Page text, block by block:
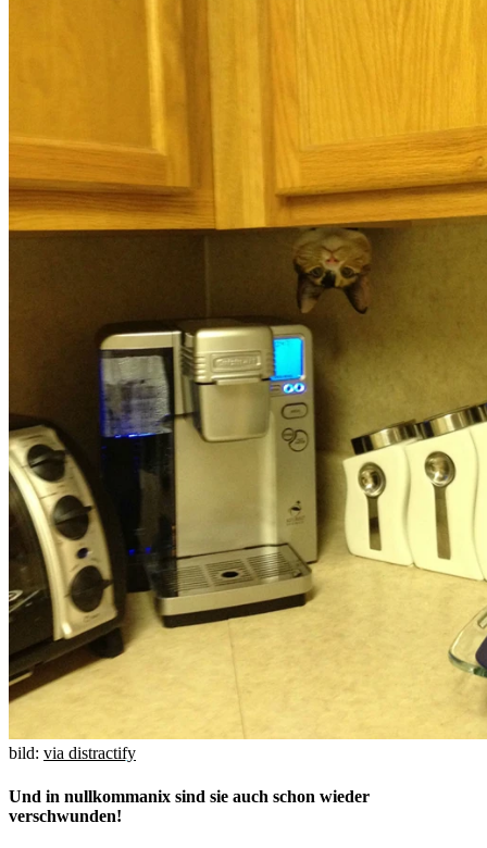
bild: via distractify
Und in nullkommanix sind sie auch schon wieder
verschwunden!